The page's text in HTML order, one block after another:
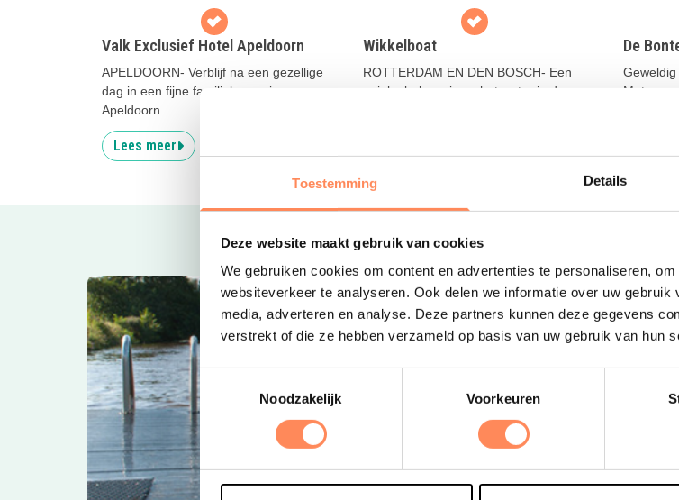
Toestemming Details
Deze website maakt gebruik van cookies
We gebruiken cookies om content en advertenties te personaliseren,
websiteverkeer te analyseren. Ook delen we informatie over uw
media, adverteren en analyse. Deze partners kunnen deze gegevens
verstrekt of die ze hebben verzameld op basis van uw gebruik van hun
Toestemmingsselectie
Noodzakelijk
Voorkeuren
Valk Exclusief Hotel Apeldoorn
APELDOORN- Verblijf na een gezellige
dag in een fijne familiekamer in
Apeldoorn
Lees meer
Wikkelboat
ROTTERDAM EN DEN BOSCH- Een
unieke belevenis op het water in deze
De
Geweldig
Met